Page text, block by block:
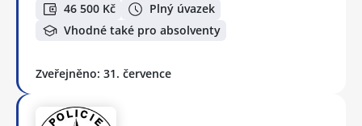
46 500 Kč
Plný úvazek
Vhodné také pro absolventy
Zveřejněno: 31. července